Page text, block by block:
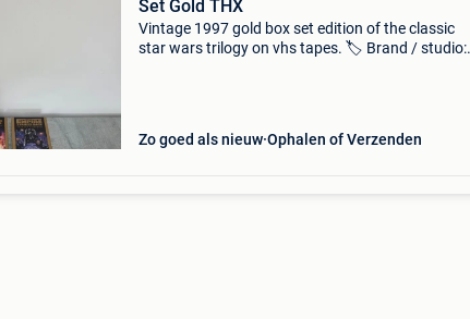
Set Gold THX
Vintage 1997 gold box set edition of the classic
star wars trilogy on vhs tapes. 🏷️ Brand / studio:
Zo goed als nieuw Ophalen of Verzenden